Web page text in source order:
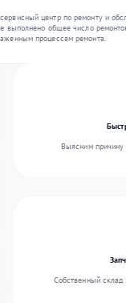
центр по ремонту и
выполнено общее число
процессам ремонта.
Выясним причину
Собственный склад